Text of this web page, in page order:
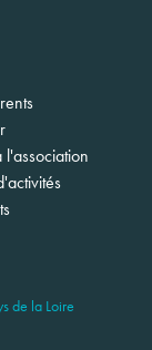
de la Loire